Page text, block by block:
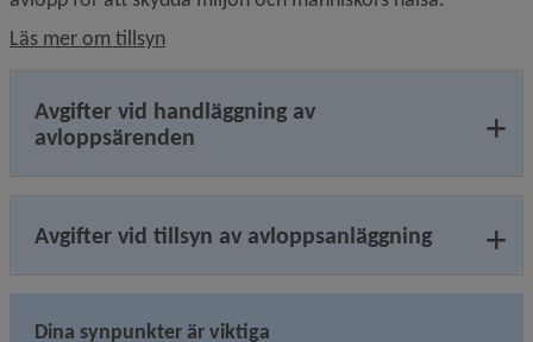
Läs mer om tillsyn
Avgifter vid handläggning av
avloppsärenden
Avgifter vid tillsyn av avloppsanläggning
Dina synpunkter är viktiga